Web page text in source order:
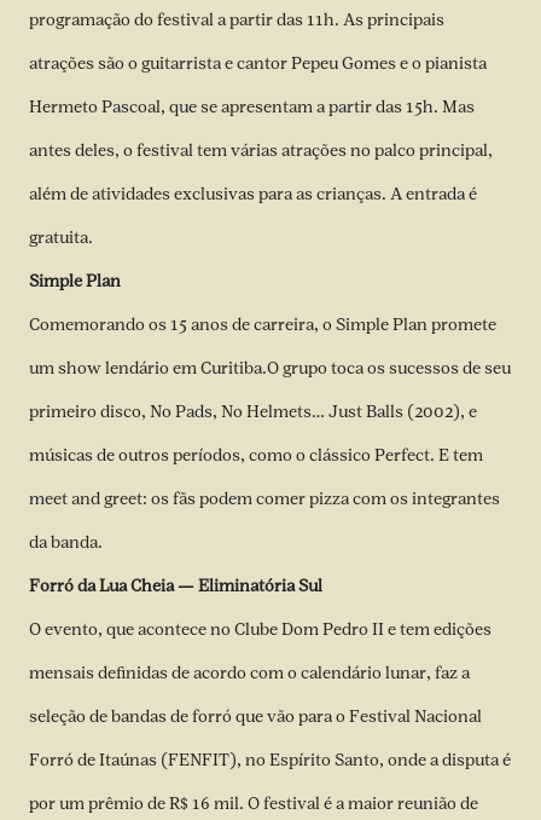
programação do festival a partir das 11h. As principais
atrações são o guitarrista e cantor Pepeu Gomes e o pianista
Hermeto Pascoal, que se apresentam a partir das 15h. Mas
antes deles, o festival tem várias atrações no palco principal,
além de atividades exclusivas para as crianças. A entrada é
gratuita.
Simple Plan
Comemorando os 15 anos de carreira, o Simple Plan promete
um show lendário em Curitiba.O grupo toca os sucessos de seu
primeiro disco, No Pads, No Helmets… Just Balls (2002), e
músicas de outros períodos, como o clássico Perfect. E tem
meet and greet: os fãs podem comer pizza com os integrantes
da banda.
Forró da Lua Cheia — Eliminatória Sul
O evento, que acontece no Clube Dom Pedro II e tem edições
mensais definidas de acordo com o calendário lunar, faz a
seleção de bandas de forró que vão para o Festival Nacional
Forró de Itaúnas (FENFIT), no Espírito Santo, onde a disputa é
por um prêmio de R$ 16 mil. O festival é a maior reunião de